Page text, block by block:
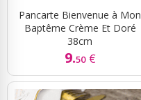
Pancarte Bienvenue à Mon
Baptême Crème Et Doré
38cm
9.50 €